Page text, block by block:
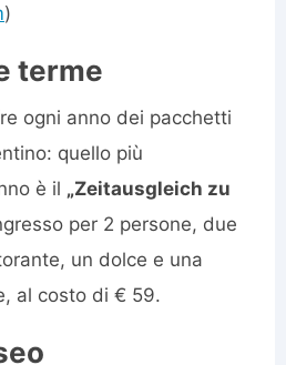
)
terme
ogni anno dei pacchetti
quello più
è il „Zeitausgleich zu
per 2 persone, due
un dolce e una
al costo di € 59.